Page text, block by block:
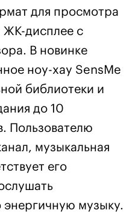
для просмотра
дисплее с
В новинке
ноу-хау SensMe
библиотеки и
до 10
Пользователю
музыкальная
его
музыку.